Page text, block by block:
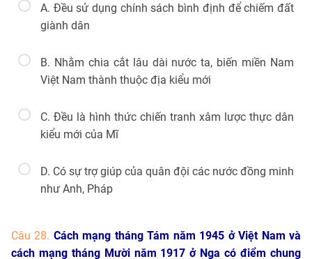
A. Đều sử dụng chính sách bình định để chiếm đất
giành dân
B. Nhằm chia cắt lâu dài nước ta, biến miền Nam
Việt Nam thành thuộc địa kiểu mới
C. Đều là hình thức chiến tranh xâm lược thực dân
kiểu mới của Mĩ
D. Có sự trợ giúp của quân đội các nước đồng minh
như Anh, Pháp
Câu 28. Cách mạng tháng Tám năm 1945 ở Việt Nam và
cách mạng tháng Mười năm 1917 ở Nga có điểm chung